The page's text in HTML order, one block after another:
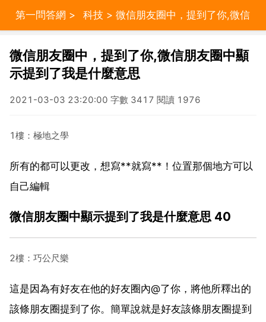
第一問答網 > 科技 > 微信朋友圈中，提到了你,微信
微信朋友圈中，提到了你,微信朋友圈中顯
示提到了我是什麼意思
2021-03-03 23:20:00 字數 3417 閱讀 1976
1樓：極地之學
所有的都可以更改，想寫**就寫**！位置那個地方可以
自己編輯
微信朋友圈中顯示提到了我是什麼意思 40
2樓：巧公尺樂
這是因為有好友在他的好友圈內@了你，將他所釋出的
該條朋友圈提到了你。簡單說就是好友該條朋友圈提到